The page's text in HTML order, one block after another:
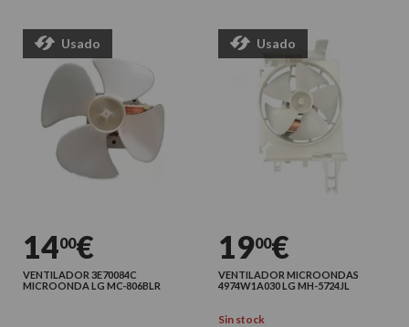
Usado
1400€
VENTILADOR 3E70084C
MICROONDA LG MC-806BLR
Usado
1900€
VENTILADOR MICROONDAS
4974W1A030 LG MH-5724JL
Sin stock